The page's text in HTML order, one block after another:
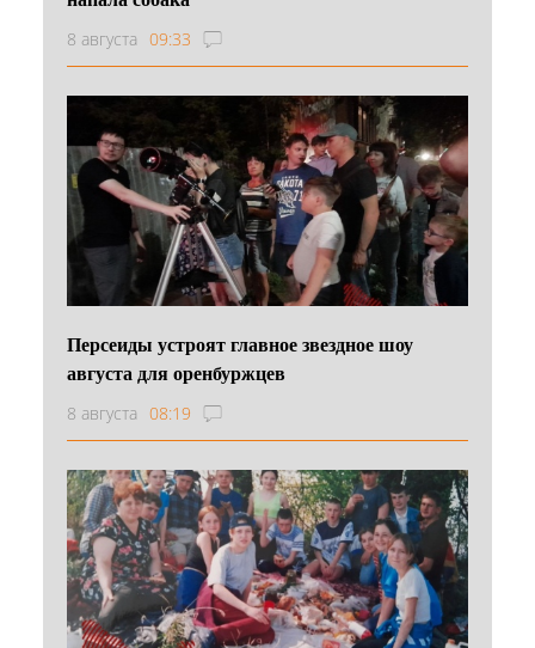
8 августа 09:33
Персеиды устроят главное звездное шоу
августа для оренбуржцев
8 августа 08:19